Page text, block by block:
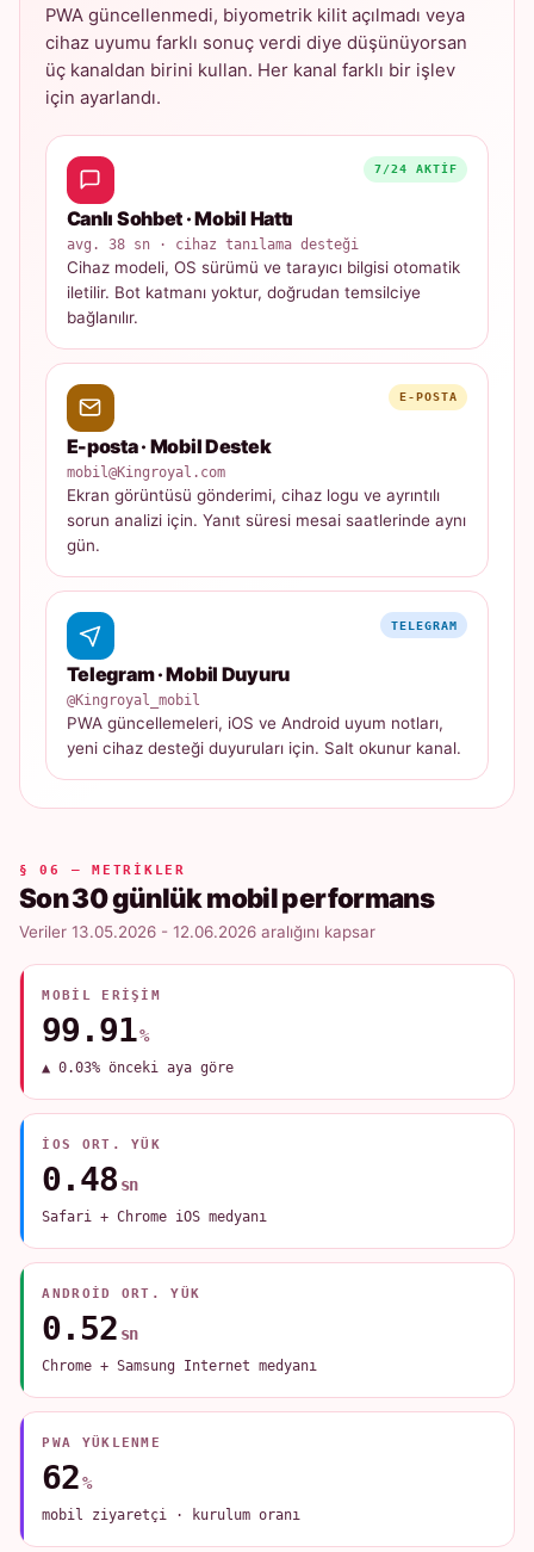
PWA güncellenmedi, biyometrik kilit açılmadı veya
cihaz uyumu farklı sonuç verdi diye düşünüyorsan
üç kanaldan birini kullan. Her kanal farklı bir işlev
için ayarlandı.
7/24 AKTIF
Canlı Sohbet · Mobil Hattı
avg. 38 sn · cihaz tanılama desteği
Cihaz modeli, OS sürümü ve tarayıcı bilgisi otomatik
iletilir. Bot katmanı yoktur, doğrudan temsilciye
bağlanılır.
E-POSTA
E-posta · Mobil Destek
mobil@Kingroyal.com
Ekran görüntüsü gönderimi, cihaz logu ve ayrıntılı
sorun analizi için. Yanıt süresi mesai saatlerinde aynı
gün.
TELEGRAM
Telegram · Mobil Duyuru
@Kingroyal_mobil
PWA güncellemeleri, iOS ve Android uyum notları,
yeni cihaz desteği duyuruları için. Salt okunur kanal.
§ 06 — METRIKLER
Son 30 günlük mobil performans
Veriler 13.05.2026 - 12.06.2026 aralığını kapsar
MOBIL ERIŞIM
99.91%
▲ 0.03% önceki aya göre
IOS ORT. YÜK
0.48 sn
Safari + Chrome iOS medyanı
ANDROID ORT. YÜK
0.52 sn
Chrome + Samsung Internet medyanı
PWA YÜKLENME
62%
mobil ziyaretçi · kurulum oranı